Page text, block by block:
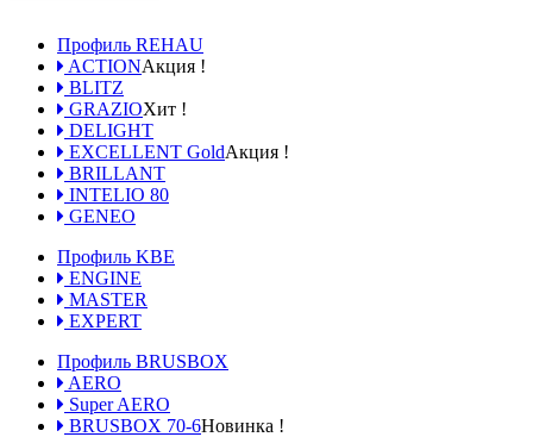
Профиль REHAU
ACTIONАкция !
BLITZ
GRAZIOХит !
DELIGHT
EXCELLENT GoldАкция !
BRILLANT
INTELIO 80
GENEO
Профиль KBE
ENGINE
MASTER
EXPERT
Профиль BRUSBOX
AERO
Super AERO
BRUSBOX 70-6Новинка !